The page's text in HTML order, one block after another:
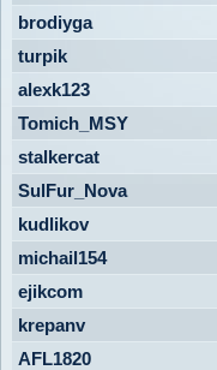
brodiyga
turpik
alexk123
Tomich_MSY
stalkercat
SulFur_Nova
kudlikov
michail154
ejikcom
krepanv
AFL1820